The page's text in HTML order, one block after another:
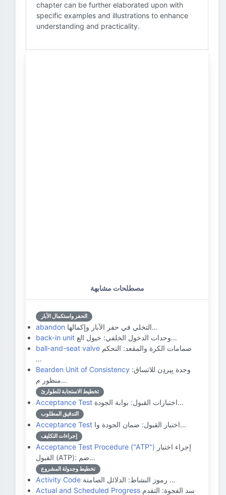
chapter can be further elaborated upon with
specific examples and illustrations to enhance
understanding and practicality.
مصطلحات مشابهة
الحفر واستكمال الآبار
abandon
التخلي في حفر الآبار وإكمالها…
back-in unit
وحدات الدخول الخلفي: خيول الع…
ball-and-seat valve
…
Bearden Unit of Consistency
منظور م…
تخطيط الاستجابة للطوارئ
Acceptance Test اختبارات القبول: بوابة الجودة…
التدقيق المطلوب
Acceptance Test اختبار القبول: ضمان الجودة وا…
إجراءات التكليف
Acceptance Test Procedure ("ATP")
القبول (ATP): ضم…
تخطيط وجدولة المشروع
Activity Code
رموز النشاط: الدلائل الصامتة …
Actual and Scheduled Progress